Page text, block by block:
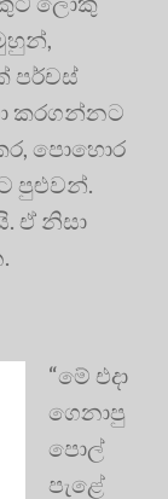
පර්චස්
කරගන්නට
පොහොර
පුළුවන්.
ඒ නිසා
“මේ එදා
ගෙනාපු
පොල්
පැළේ